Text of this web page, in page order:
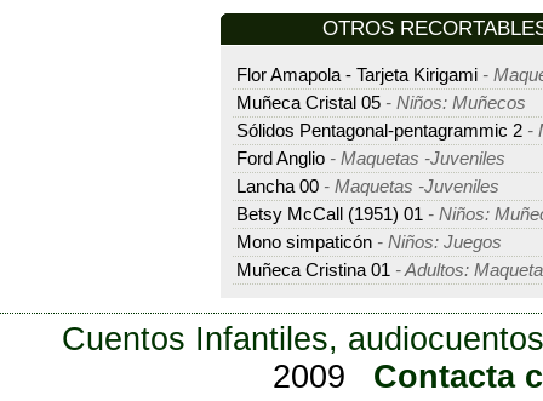
OTROS
Flor Amapola - Tarjeta Kirigami -
Muñeca Cristal 05 - Niños: Muñecos
Sólidos Pentagonal-pentagrammic 2 -
Ford Anglio - Maquetas -Juveniles
Lancha 00 - Maquetas -Juveniles
Betsy McCall (1951) 01 - Niños:
Mono simpaticón - Niños: Juegos
Muñeca Cristina 01 - Adultos:
Cuentos Infantiles,
2009
Contacta